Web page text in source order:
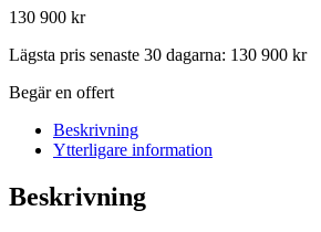
130 900 kr
Lägsta pris senaste 30 dagarna: 130 900 kr
Begär en offert
Beskrivning
Ytterligare information
Beskrivning